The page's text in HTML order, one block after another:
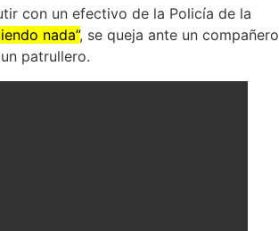
con un efectivo de la Policía de la
nada”, se queja ante un compañero
patrullero.